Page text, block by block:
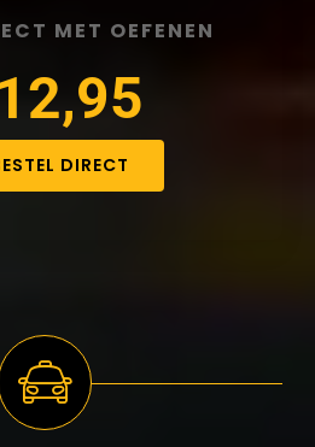
MET OEFENEN
DIRECT